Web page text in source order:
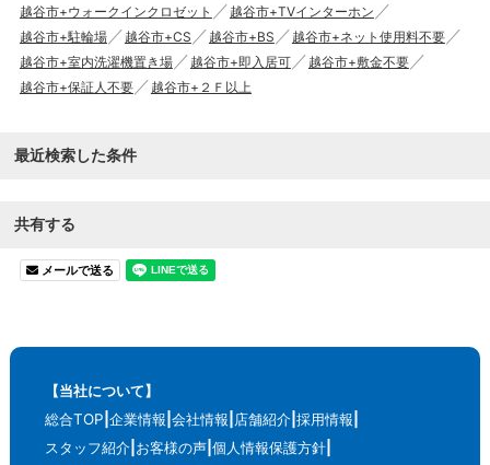
越谷市+ウォークインクロゼット
越谷市+TVインターホン
越谷市+駐輪場
越谷市+CS 越谷市+BS
越谷市+ネット使用料不要
越谷市+室内洗濯機置き場
越谷市+即入居可
越谷市+敷金不要
越谷市+保証人不要
越谷市+２Ｆ以上
最近検索した条件
共有する
メールで送る
【当社について】
総合TOP 企業情報 会社情報 店舗紹介 採用情報
スタッフ紹介 お客様の声 個人情報保護方針